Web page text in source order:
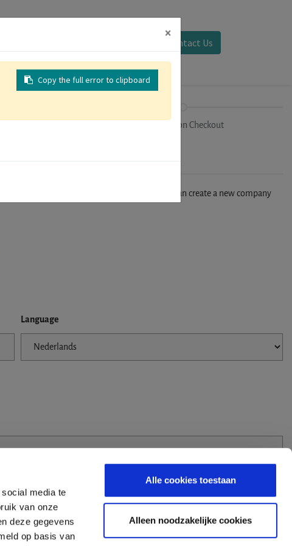
media te
van onze
deze gegevens
op basis van
Alle cookies toestaan
Alleen noodzakelijke cookies
Contact Us
Registration Checkout
find your company in our database, you can create a new company
Language
×
Copy the full error to clipboard